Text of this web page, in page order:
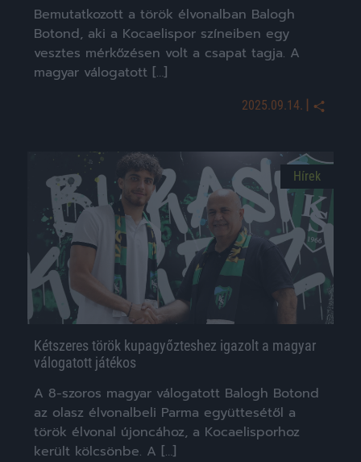
Bemutatkozott a török élvonalban Balogh
Botond, aki a Kocaelispor színeiben egy
vesztes mérkőzésen volt a csapat tagja. A
magyar válogatott […]
2025.09.14. |
Hírek
Kétszeres török kupagyőzteshez igazolt a magyar
válogatott játékos
A 8-szoros magyar válogatott Balogh Botond
az olasz élvonalbeli Parma együttesétől a
török élvonal újoncához, a Kocaelisporhoz
került kölcsönbe. A […]